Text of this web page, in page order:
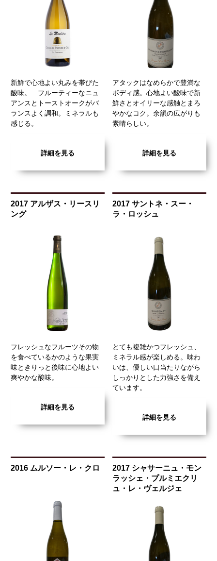
新鮮で心地よい丸みを帯びた
酸味。 フルーティーなニュ
アンスとトーストオークがバ
ランスよく調和。ミネラルも
感じる。
詳細を見る
アタックはなめらかで豊満な
ボディ感。心地よい酸味で新
鮮さとオイリーな感触とまろ
やかなコク。余韻の広がりも
素晴らしい。
詳細を見る
2017 アルザス・リースリ
ング
フレッシュなフルーツその物
を食べているかのような果実
味ときりっと後味に心地よい
爽やかな酸味。
詳細を見る
2017 サントネ・スー・
ラ・ロッシュ
とても複雑かつフレッシュ、
ミネラル感が楽しめる。味わ
いは、優しい口当たりながら
しっかりとした力強さを備え
ています。
詳細を見る
2016 ムルソー・レ・クロ
2017 シャサーニュ・モン
ラッシェ・プルミエクリ
ュ・レ・ヴェルジェ